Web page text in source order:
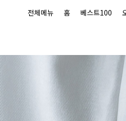
전체메뉴 홈 베스트100